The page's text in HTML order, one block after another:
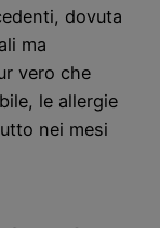
dovuta
ma
vero che
le allergie
nei mesi